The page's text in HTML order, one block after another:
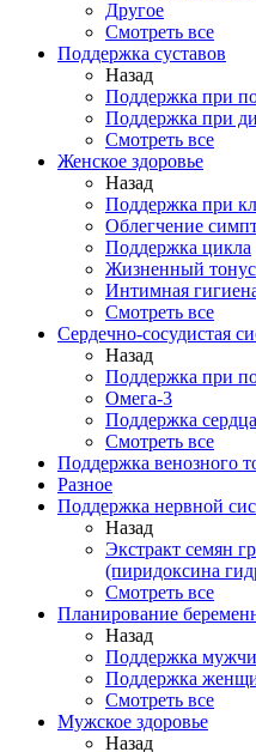
Другое
Смотреть все
Поддержка суставов
Назад
Поддержка при
Поддержка при
Смотреть все
Женское здоровье
Назад
Поддержка при
Облегчение
Поддержка цикла
Жизненный
Интимная
Смотреть все
Сердечно-сосудистая
Назад
Поддержка при
Омега-3
Поддержка
Смотреть все
Поддержка венозного
Разное
Поддержка нервной
Назад
Экстракт семян
(пиридоксина
Смотреть все
Планирование
Назад
Поддержка
Поддержка
Смотреть все
Мужское здоровье
Назад